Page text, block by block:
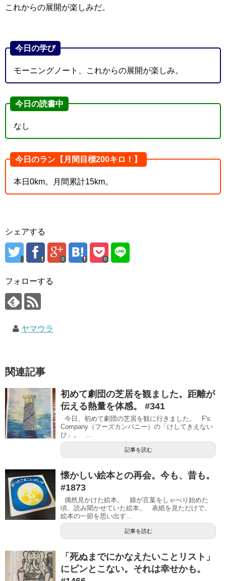
これからの展開が楽しみだ。
今日の学び
モーニングノート、これからの展開が楽しみ。
今日の読書中
なし
今日のラン【月間目標200キロ！】
本日0km。月間累計15km。
シェアする
0 0
フォローする
ヤマウラ
関連記事
初めて劇団の芝居を観ました。距離が
伝える熱量を体感。 #341
今日、初めて劇団の芝居を観に行きました。 F's
Company（フーズカンパニー）の「けしてきえない
ひ」。 ...
記事を読む
懐かしい絵本との再会。今も、昔も。
#1873
偶然見かけた絵本。 娘が言葉をしゃべり始めた
頃、読み聞かせていた絵本。 表紙を見ただけで、
絵本の一節を思い出す...
記事を読む
「死ぬまでにかなえたいことリスト」
にピンとこない。それは幸せかも。